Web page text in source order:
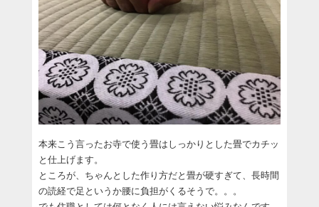
本来こう言ったお寺で使う畳はしっかりとした畳でカチッ
と仕上げます。
ところが、ちゃんとした作り方だと畳が硬すぎて、長時間
の読経で足というか腰に負担がくるそうで。。。